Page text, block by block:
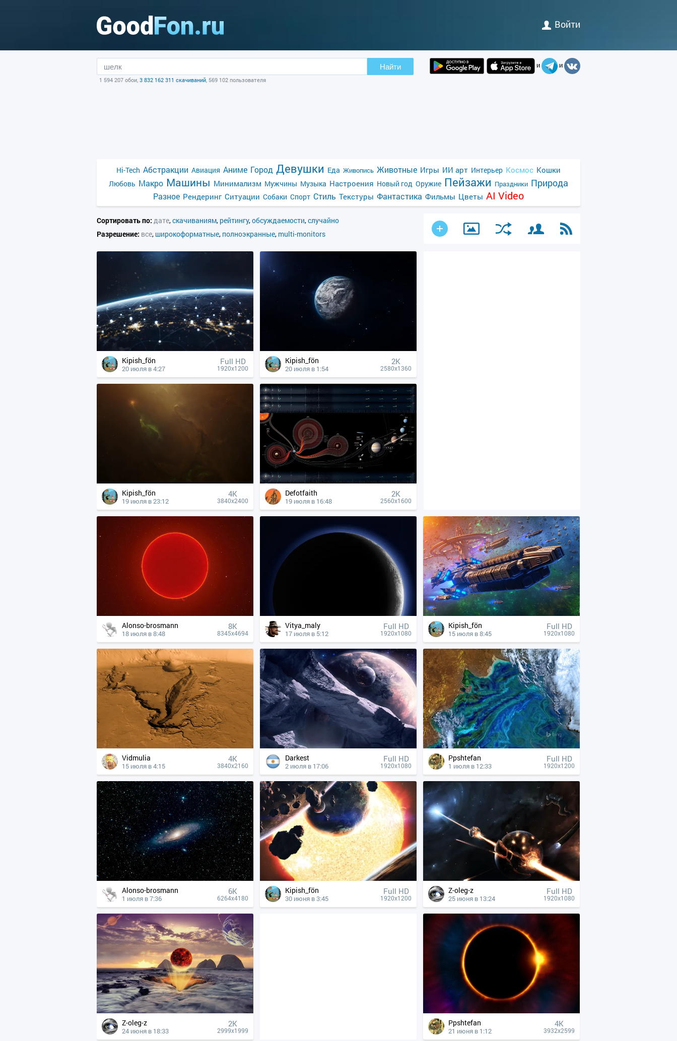
Войти
Найти
1 594 207 обои, 3 832 162 311 скачиваний, 569 102 пользователя
и и
Hi-Tech Абстракции Авиация Аниме Город Девушки Еда Живопись Животные Игры ИИ арт Интерьер Космос Кошки
Любовь Макро Машины Минимализм Мужчины Музыка Настроения Новый год Оружие Пейзажи Праздники Природа
Разное Рендеринг Ситуации Собаки Спорт Стиль Текстуры Фантастика Фильмы Цветы AI Video
Сортировать по: дате,скачиваниям, рейтингу,обсуждаемости,случайно
Разрешение: все, широкоформатные, полноэкранные, multi-monitors
Kipish_fön
20 июля в 4:27
Full HD
1920x1200
Kipish_fön
20 июля в 1:54
2K
2580x1360
Kipish_fön
19 июля в 23:12
4К
3840x2400
Defotfaith
19 июля в 16:48
2K
2560x1600
Alonso-brosmann
18 июля в 8:48
8K
8345x4694
Vitya_maly
17 июля в 5:12
Full HD
1920x1080
Kipish_fön
15 июля в 8:45
Full HD
1920x1080
Vidmulia
15 июля в 4:15
4К
3840x2160
Darkest
2 июля в 17:06
Full HD
1920x1080
Ppshtefan
1 июля в 12:33
Full HD
1920x1200
Alonso-brosmann
1 июля в 7:36
6K
6264x4180
Kipish_fön
30 июня в 3:45
Full HD
1920x1200
Z-oleg-z
25 июня в 13:24
Full HD
1920x1080
Z-oleg-z
24 июня в 18:33
2K
2999x1999
Ppshtefan
21 июня в 1:12
4К
3932x2599